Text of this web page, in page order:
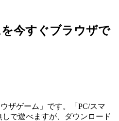
今すぐブラウザで
ザゲーム」です。「PC/スマ
で遊べますが、ダウンロード